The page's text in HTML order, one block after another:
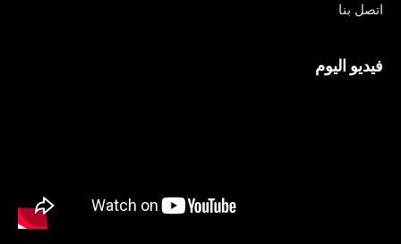
اتصل بنا
فيديو اليوم